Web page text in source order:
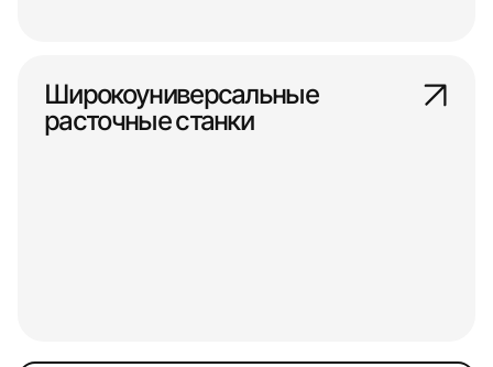
Широкоуниверсальные
расточные станки